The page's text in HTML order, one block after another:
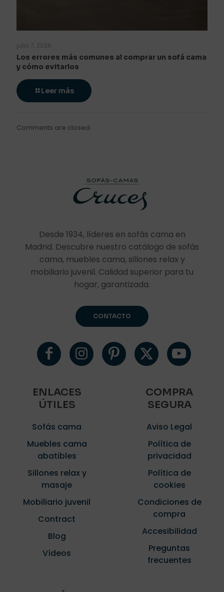
julio 7, 2026
Los errores más comunes al comprar un sofá cama
y cómo evitarlos
Leer más
Comments are closed.
Desde 1934, líderes en sofás cama en
Madrid. Descubre nuestro catálogo de sofás
cama, muebles cama, sillones relax y
mobiliario juvenil. Calidad superior para tu
hogar, garantizada.
CONTACTO
ENLACES
ÚTILES
Sofás cama
Muebles cama
abatibles
Sillones relax y
masaje
Mobiliario juvenil
Contract
Blog
Vídeos
COMPRA
SEGURA
Aviso Legal
Política de
privacidad
Política de
cookies
Condiciones de
compra
Accesibilidad
Preguntas
frecuentes